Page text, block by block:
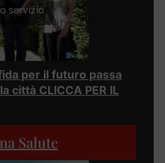
servizio
per il futuro passa
città CLICCA PER IL
Salute